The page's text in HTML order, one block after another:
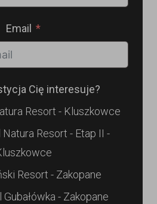
Email
Cię interesuje?
Resort - Kluszkowce
Resort - Etap II -
Resort - Zakopane
- Zakopane